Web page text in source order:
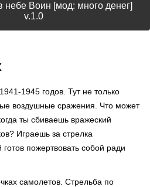
небе Воин [мод: много денег]
v.1.0
1945 годов. Тут не только
воздушные сражения. Что может
ты сбиваешь вражеский
Играешь за стрелка
пожертвовать собой ради
самолетов. Стрельба по